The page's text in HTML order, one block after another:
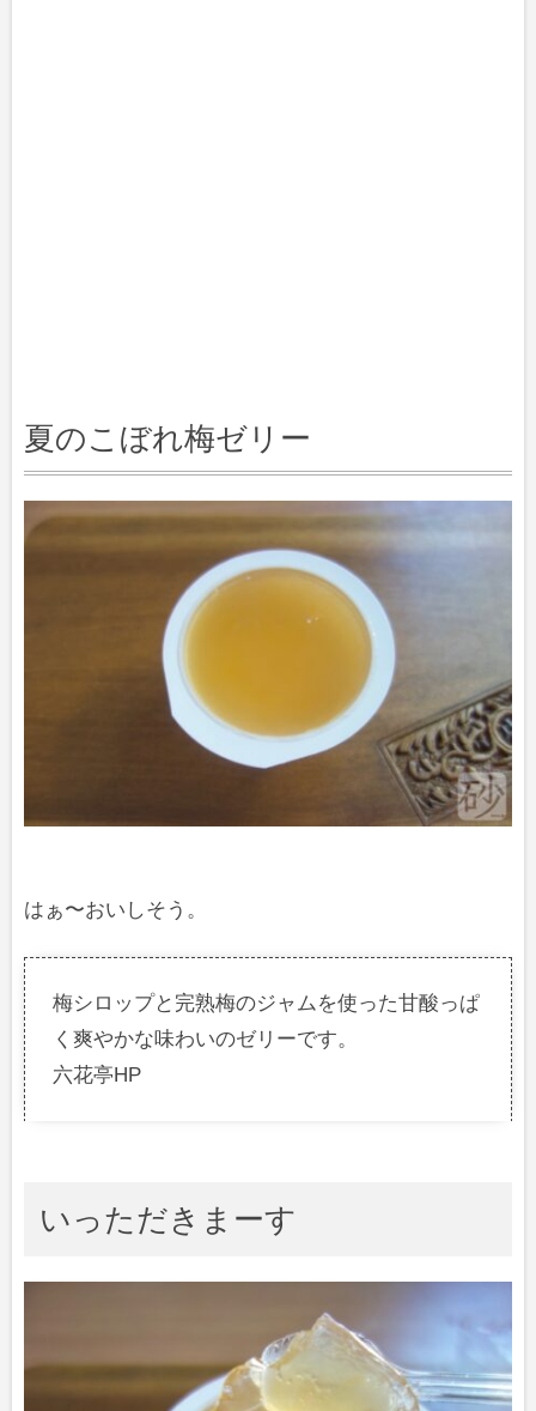
夏のこぼれ梅ゼリー
はぁ〜おいしそう。
梅シロップと完熟梅のジャムを使った甘酸っぱ
く爽やかな味わいのゼリーです。
六花亭HP
いっただきまーす